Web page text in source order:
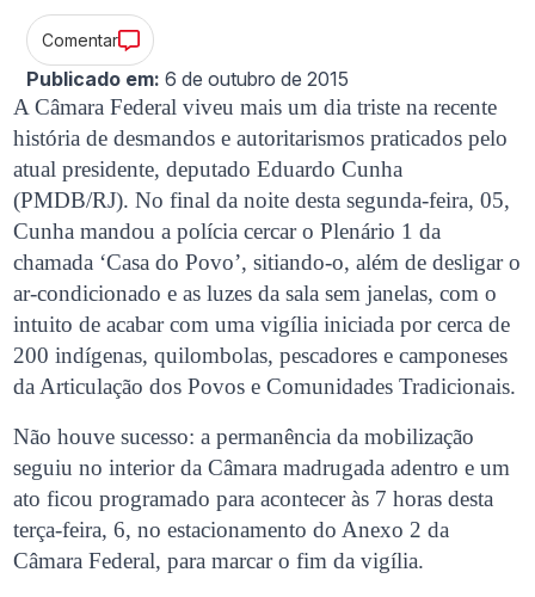
Comentar
Publicado em: 6 de outubro de 2015
A Câmara Federal viveu mais um dia triste na recente
história de desmandos e autoritarismos praticados pelo
atual presidente, deputado Eduardo Cunha
(PMDB/RJ). No final da noite desta segunda-feira, 05,
Cunha mandou a polícia cercar o Plenário 1 da
chamada ‘Casa do Povo’, sitiando-o, além de desligar o
ar-condicionado e as luzes da sala sem janelas, com o
intuito de acabar com uma vigília iniciada por cerca de
200 indígenas, quilombolas, pescadores e camponeses
da Articulação dos Povos e Comunidades Tradicionais.
Não houve sucesso: a permanência da mobilização
seguiu no interior da Câmara madrugada adentro e um
ato ficou programado para acontecer às 7 horas desta
terça-feira, 6, no estacionamento do Anexo 2 da
Câmara Federal, para marcar o fim da vigília.